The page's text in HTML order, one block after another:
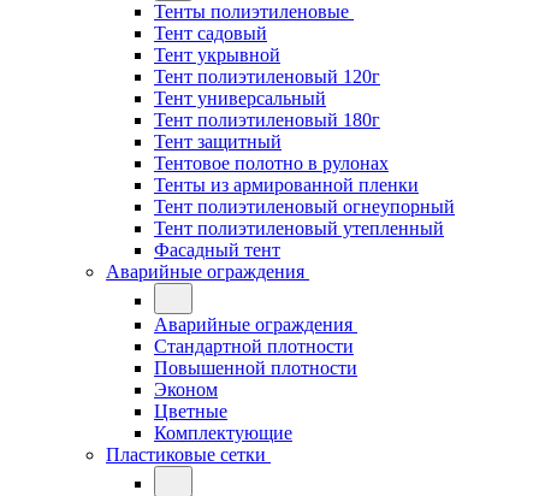
Тенты полиэтиленовые
Тент садовый
Тент укрывной
Тент полиэтиленовый 120г
Тент универсальный
Тент полиэтиленовый 180г
Тент защитный
Тентовое полотно в рулонах
Тенты из армированной пленки
Тент полиэтиленовый огнеупорный
Тент полиэтиленовый утепленный
Фасадный тент
Аварийные ограждения
Аварийные ограждения
Стандартной плотности
Повышенной плотности
Эконом
Цветные
Комплектующие
Пластиковые сетки